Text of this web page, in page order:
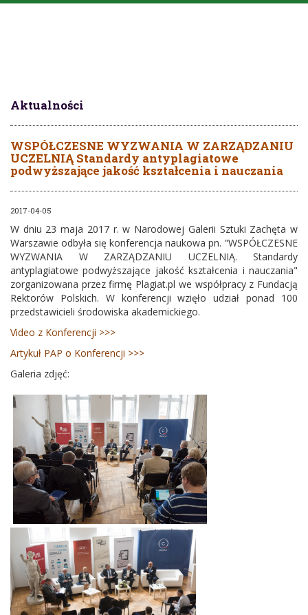
Aktualności
WSPÓŁCZESNE WYZWANIA W ZARZĄDZANIU
UCZELNIĄ Standardy antyplagiatowe
podwyższające jakość kształcenia i nauczania
2017-04-05
W dniu 23 maja 2017 r. w Narodowej Galerii Sztuki Zachęta w
Warszawie odbyła się konferencja naukowa pn. "WSPÓŁCZESNE
WYZWANIA W ZARZĄDZANIU UCZELNIĄ. Standardy
antyplagiatowe podwyższające jakość kształcenia i nauczania"
zorganizowana przez firmę Plagiat.pl we współpracy z Fundacją
Rektorów Polskich. W konferencji wzięło udział ponad 100
przedstawicieli środowiska akademickiego.
Video z Konferencji >>>
Artykuł PAP o Konferencji >>>
Galeria zdjęć: